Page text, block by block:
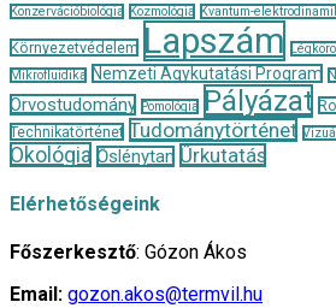
Konzervációbiológia Kozmológia Kvantum-
Környezetvédelem Lapszám
Mikrofluidika
Nemzeti Agykutatási Program
Orvostudomány Pomológia Pályázat
Technikatörténet Tudománytörténet
Ökológia Őslénytan Űrkutatás
Elérhetőségeink
Főszerkesztő: Gózon Ákos
Email: gozon.akos@termvil.hu